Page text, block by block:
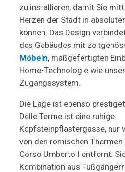
zu installieren, damit Sie
Herzen der Stadt in
können. Das Design
des Gebäudes mit
Möbeln, maßgefertigten
Home-Technologie wie
Zugangssystem.
Die Lage ist ebenso
Delle Terme ist eine ruhige
Kopfsteinpflastergasse, nur
von den römischen
Corso Umberto I entfernt.
Kombination aus